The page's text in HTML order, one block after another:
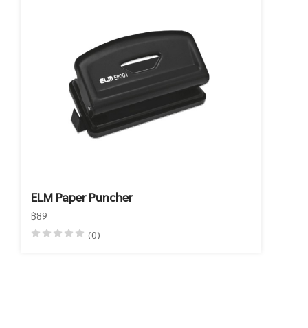
ELM Paper Puncher
฿89
(0)